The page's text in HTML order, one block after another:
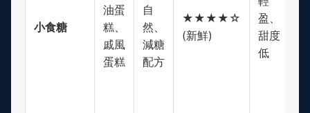
小食糖
油蛋
糕、
戚風
蛋糕
自
然、
減糖
配方
★★★★☆
(新鮮)
盈、
甜度
低